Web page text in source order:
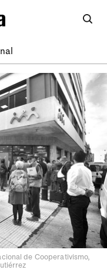
de Cooperativismo,